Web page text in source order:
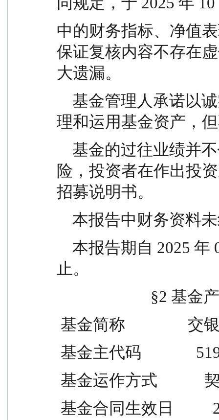
中的财务指标、净值
保证复核内容不存在
大遗漏。
理和运用基金资产，
险，投资者在作出投
招募说明书。
本报告中财务资料
止。
基金简称                交
基金主代码
基金运作方式
基金合同生效日